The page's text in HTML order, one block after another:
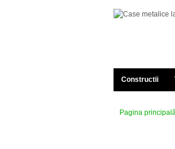
Constructii
Pagina